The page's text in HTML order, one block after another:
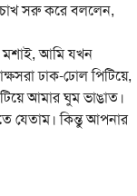
চোখ সরু করে বললেন,
মশাই, আমি যখন
ঢাক-ঢোল পিটিয়ে,
আমার ঘুম ভাঙাত।
যেতাম। কিন্তু আপনার